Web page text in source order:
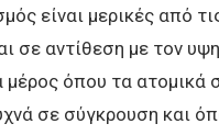
είναι μερικές από
σε αντίθεση με τον
μέρος όπου τα ατομικά
σε σύγκρουση και